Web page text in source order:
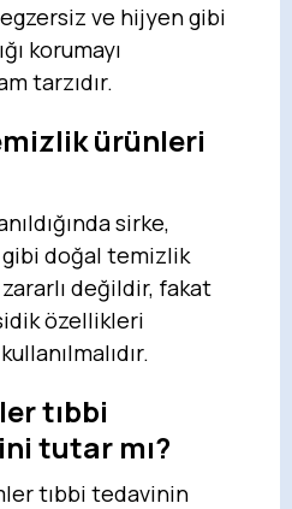
ve hijyen gibi
korumayı
tarzıdır.
ürünleri
sirke,
doğal temizlik
değildir, fakat
özellikleri
tıbbi
tutar mı?
tıbbi tedavinin